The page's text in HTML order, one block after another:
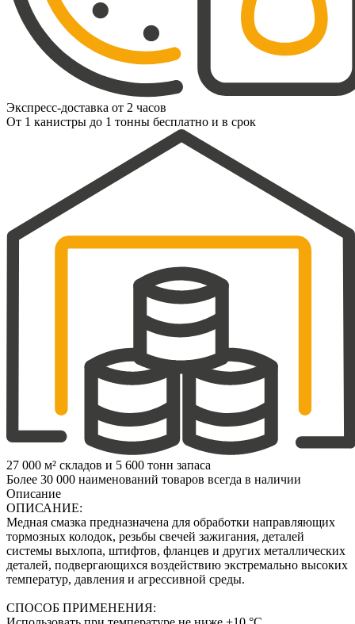
Экспресс-доставка от 2 часов
От 1 канистры до 1 тонны бесплатно и в срок
27 000 м² складов и 5 600 тонн запаса
Более 30 000 наименований товаров всегда в наличии
Описание
ОПИСАНИЕ:
Медная смазка предназначена для обработки направляющих
тормозных колодок, резьбы свечей зажигания, деталей
системы выхлопа, штифтов, фланцев и других металлических
деталей, подвергающихся воздействию экстремально высоких
температур, давления и агрессивной среды.
СПОСОБ ПРИМЕНЕНИЯ: